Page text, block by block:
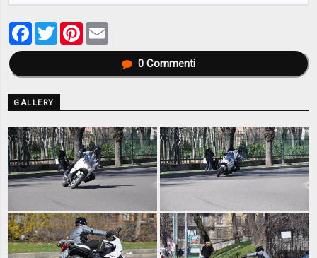
Facebook
TwitterPinterest
0Commenti
GALLERY